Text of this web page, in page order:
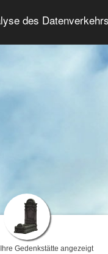
des
Anmelden
Gedenkstätte angezeigt